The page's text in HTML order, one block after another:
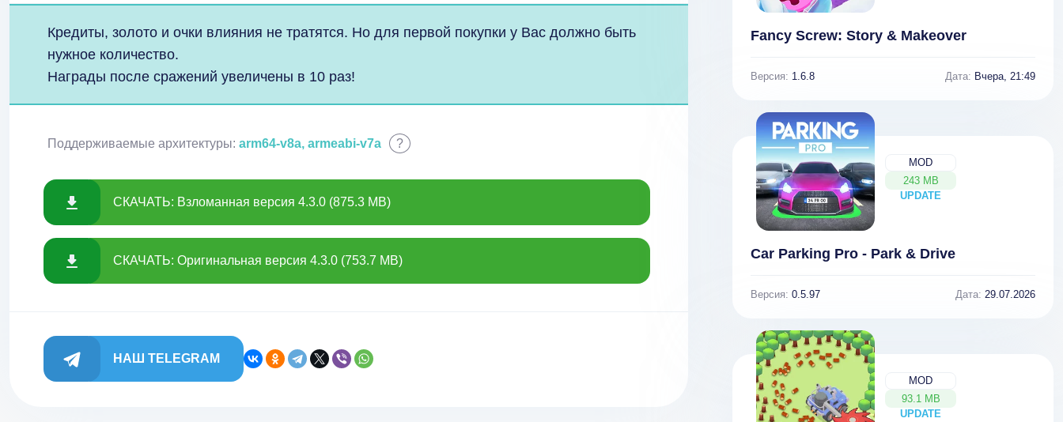
Кредиты, золото и очки влияния не тратятся. Но для первой покупки у Вас должно быть
нужное количество.
Награды после сражений увеличены в 10 раз!
Поддерживаемые архитектуры: arm64-v8a, armeabi-v7a ?
СКАЧАТЬ: Взломанная версия 4.3.0 (875.3 MB)
СКАЧАТЬ: Оригинальная версия 4.3.0 (753.7 MB)
НАШ TELEGRAM
Fancy Screw: Story & Makeover
Версия: 1.6.8 Дата: Вчера, 21:49
MOD
243 MB
UPDATE
NEW
Car Parking Pro - Park & Drive
Версия: 0.5.97 Дата: 29.07.2026
MOD
93.1 MB
UPDATE
NEW